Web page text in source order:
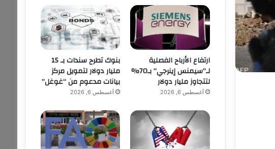
ارتفاع الأرباح الفصلية
لـ”سيمنس إينرجي” بـ70%
لتتجاوز مليار دولار
أغسطس 6, 2026
بنوك تطرح سندات بـ 15
مليار دولار لتمويل مركز
بيانات مدعوم من “غوغل”
أغسطس 6, 2026